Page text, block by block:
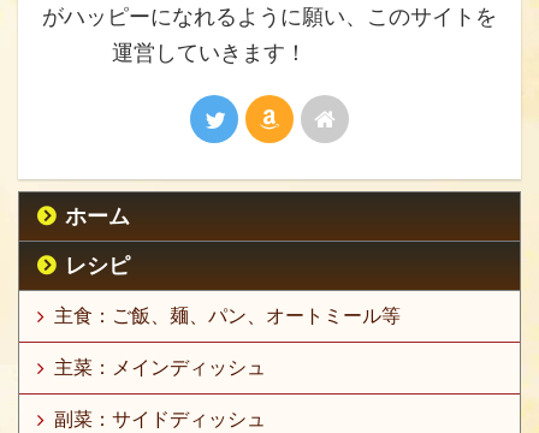
がハッピーになれるように願い、このサイトを
運営していきます！
ホーム
レシピ
主食：ご飯、麺、パン、オートミール等
主菜：メインディッシュ
副菜：サイドディッシュ